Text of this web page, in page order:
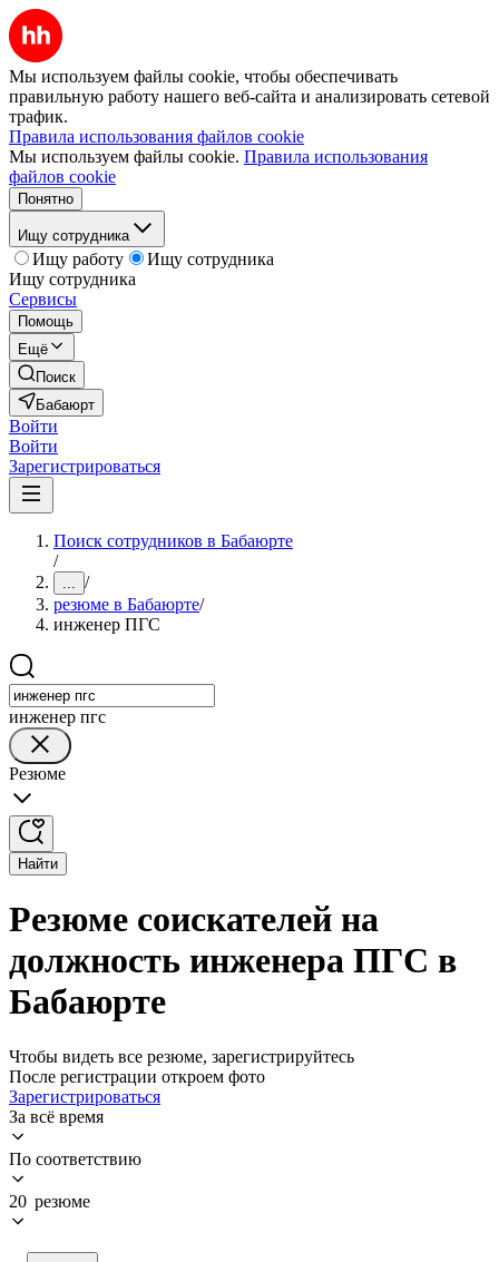
Мы используем файлы cookie, чтобы обеспечивать
правильную работу нашего веб-сайта и анализировать сетевой
трафик.
Правила использования файлов cookie
Мы используем файлы cookie. Правила использования
файлов cookie
Понятно
Ищу сотрудника
Ищу работу
Ищу сотрудника
Ищу сотрудника
Сервисы
Помощь
Ещё
Поиск
Бабаюрт
Войти
Войти
Зарегистрироваться
Поиск сотрудников в Бабаюрте
/
... /
резюме в Бабаюрте/
инженер ПГС
инженер пгс
Резюме
Найти
Резюме соискателей на
должность инженера ПГС в
Бабаюрте
Чтобы видеть все резюме, зарегистрируйтесь
После регистрации откроем фото
Зарегистрироваться
За всё время
По соответствию
20 резюме